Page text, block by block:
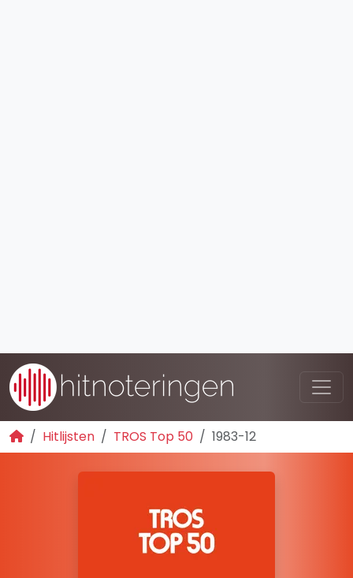
Hitlijsten TROS Top 50 1983-12